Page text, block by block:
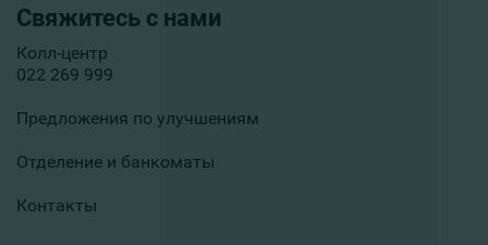
Свяжитесь с нами
Колл-центр
022 269 999
Предложения по улучшениям
Отделение и банкоматы
Контакты